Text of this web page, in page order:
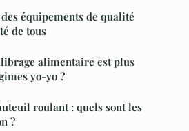
équipements de qualité
de tous
alimentaire est plus
yo-yo ?
roulant : quels sont les
?